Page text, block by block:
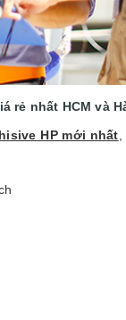
rẻ nhất HCM và
HP mới nhất,